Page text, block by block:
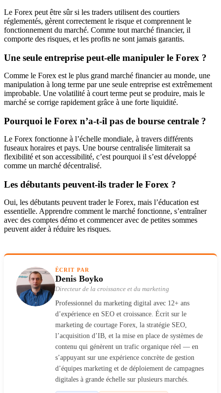
Le Forex peut être sûr si les traders utilisent des courtiers
réglementés, gèrent correctement le risque et comprennent le
fonctionnement du marché. Comme tout marché financier, il
comporte des risques, et les profits ne sont jamais garantis.
Une seule entreprise peut-elle manipuler le Forex ?
Comme le Forex est le plus grand marché financier au monde, une
manipulation à long terme par une seule entreprise est extrêmement
improbable. Une volatilité à court terme peut se produire, mais le
marché se corrige rapidement grâce à une forte liquidité.
Pourquoi le Forex n’a-t-il pas de bourse centrale ?
Le Forex fonctionne à l’échelle mondiale, à travers différents
fuseaux horaires et pays. Une bourse centralisée limiterait sa
flexibilité et son accessibilité, c’est pourquoi il s’est développé
comme un marché décentralisé.
Les débutants peuvent-ils trader le Forex ?
Oui, les débutants peuvent trader le Forex, mais l’éducation est
essentielle. Apprendre comment le marché fonctionne, s’entraîner
avec des comptes démo et commencer avec de petites sommes
peuvent aider à réduire les risques.
ÉCRIT PAR
Denis Boyko
Directeur de la croissance et du marketing
Professionnel du marketing digital avec 12+ ans
d’expérience en SEO et croissance. Écrit sur le
marketing de courtage Forex, la stratégie SEO,
l’acquisition d’IB, et la mise en place de systèmes de
contenu qui génèrent un trafic organique réel — en
s’appuyant sur une expérience concrète de gestion
d’équipes marketing et de déploiement de campagnes
digitales à grande échelle sur plusieurs marchés.